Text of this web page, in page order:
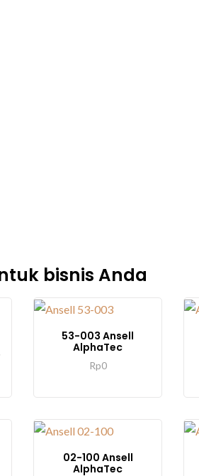
bisnis Anda
53-003 Ansell
AlphaTec
Rp0
02-100 Ansell
AlphaTec